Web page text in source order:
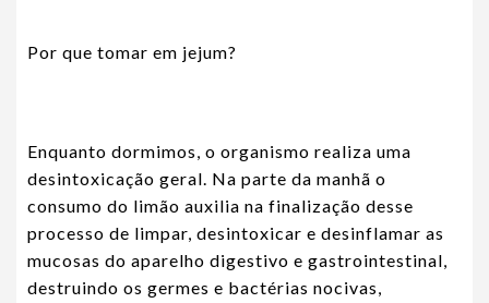
Por que tomar em jejum?
Enquanto dormimos, o organismo realiza uma
desintoxicação geral. Na parte da manhã o
consumo do limão auxilia na finalização desse
processo de limpar, desintoxicar e desinflamar as
mucosas do aparelho digestivo e gastrointestinal,
destruindo os germes e bactérias nocivas,